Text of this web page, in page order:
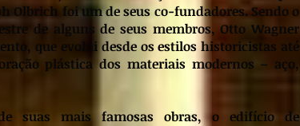
Olbrich foi um de seus co-fundadores. Sendo o
de alguns de seus membros, Otto Wagner
que evolui desde os estilos historicistas até
plástica dos materiais modernos – aço,
suas mais famosas obras, o edifício de